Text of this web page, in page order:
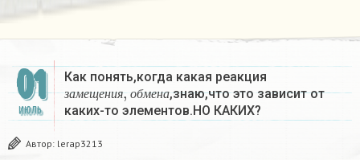
01
ИЮЛЬ
Как понять,когда какая реакция
заме щ е н ия о бме н а
зам ещения,обмена
,знаю,что это зависит от
каких-то элементов.НО КАКИХ?
Автор: lerap3213